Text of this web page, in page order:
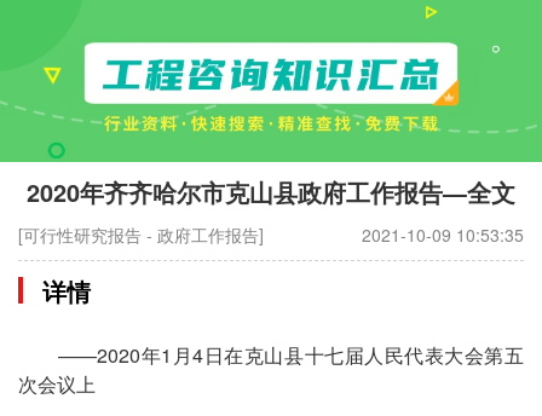
2020年齐齐哈尔市克山县政府工作报告—全文
[可行性研究报告 - 政府工作报告] 2021-10-09 10:53:35
详情
——2020年1月4日在克山县十七届人民代表大会第五
次会议上